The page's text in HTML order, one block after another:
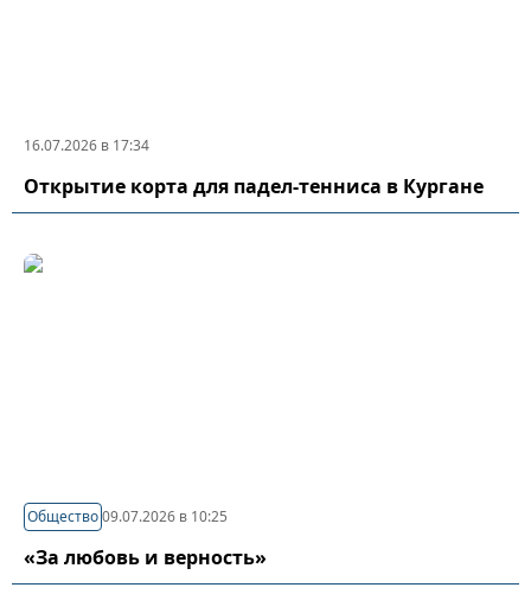
16.07.2026 в 17:34
Открытие корта для падел-тенниса в Кургане
Общество09.07.2026 в 10:25
«За любовь и верность»